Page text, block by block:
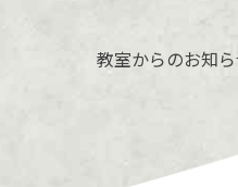
教室からのお知